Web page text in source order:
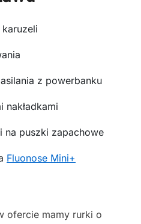
z powerbanku
na puszki zapachowe
Fluonose Mini+
ofercie mamy rurki o